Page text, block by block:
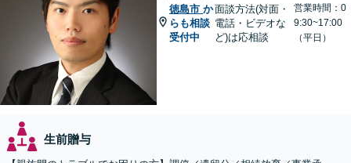
徳島市 か
らも相談
受付中
面談方法(対面・
電話・ビデオな
ど)は応相談
営業時間：0
9:30~17:00
（平日）
生前贈与